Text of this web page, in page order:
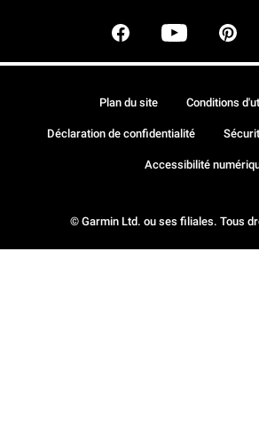
© Garmin Ltd. ou ses filiales. Tous
Plan du site Conditions
Déclaration de confidentialité
Accessibilité